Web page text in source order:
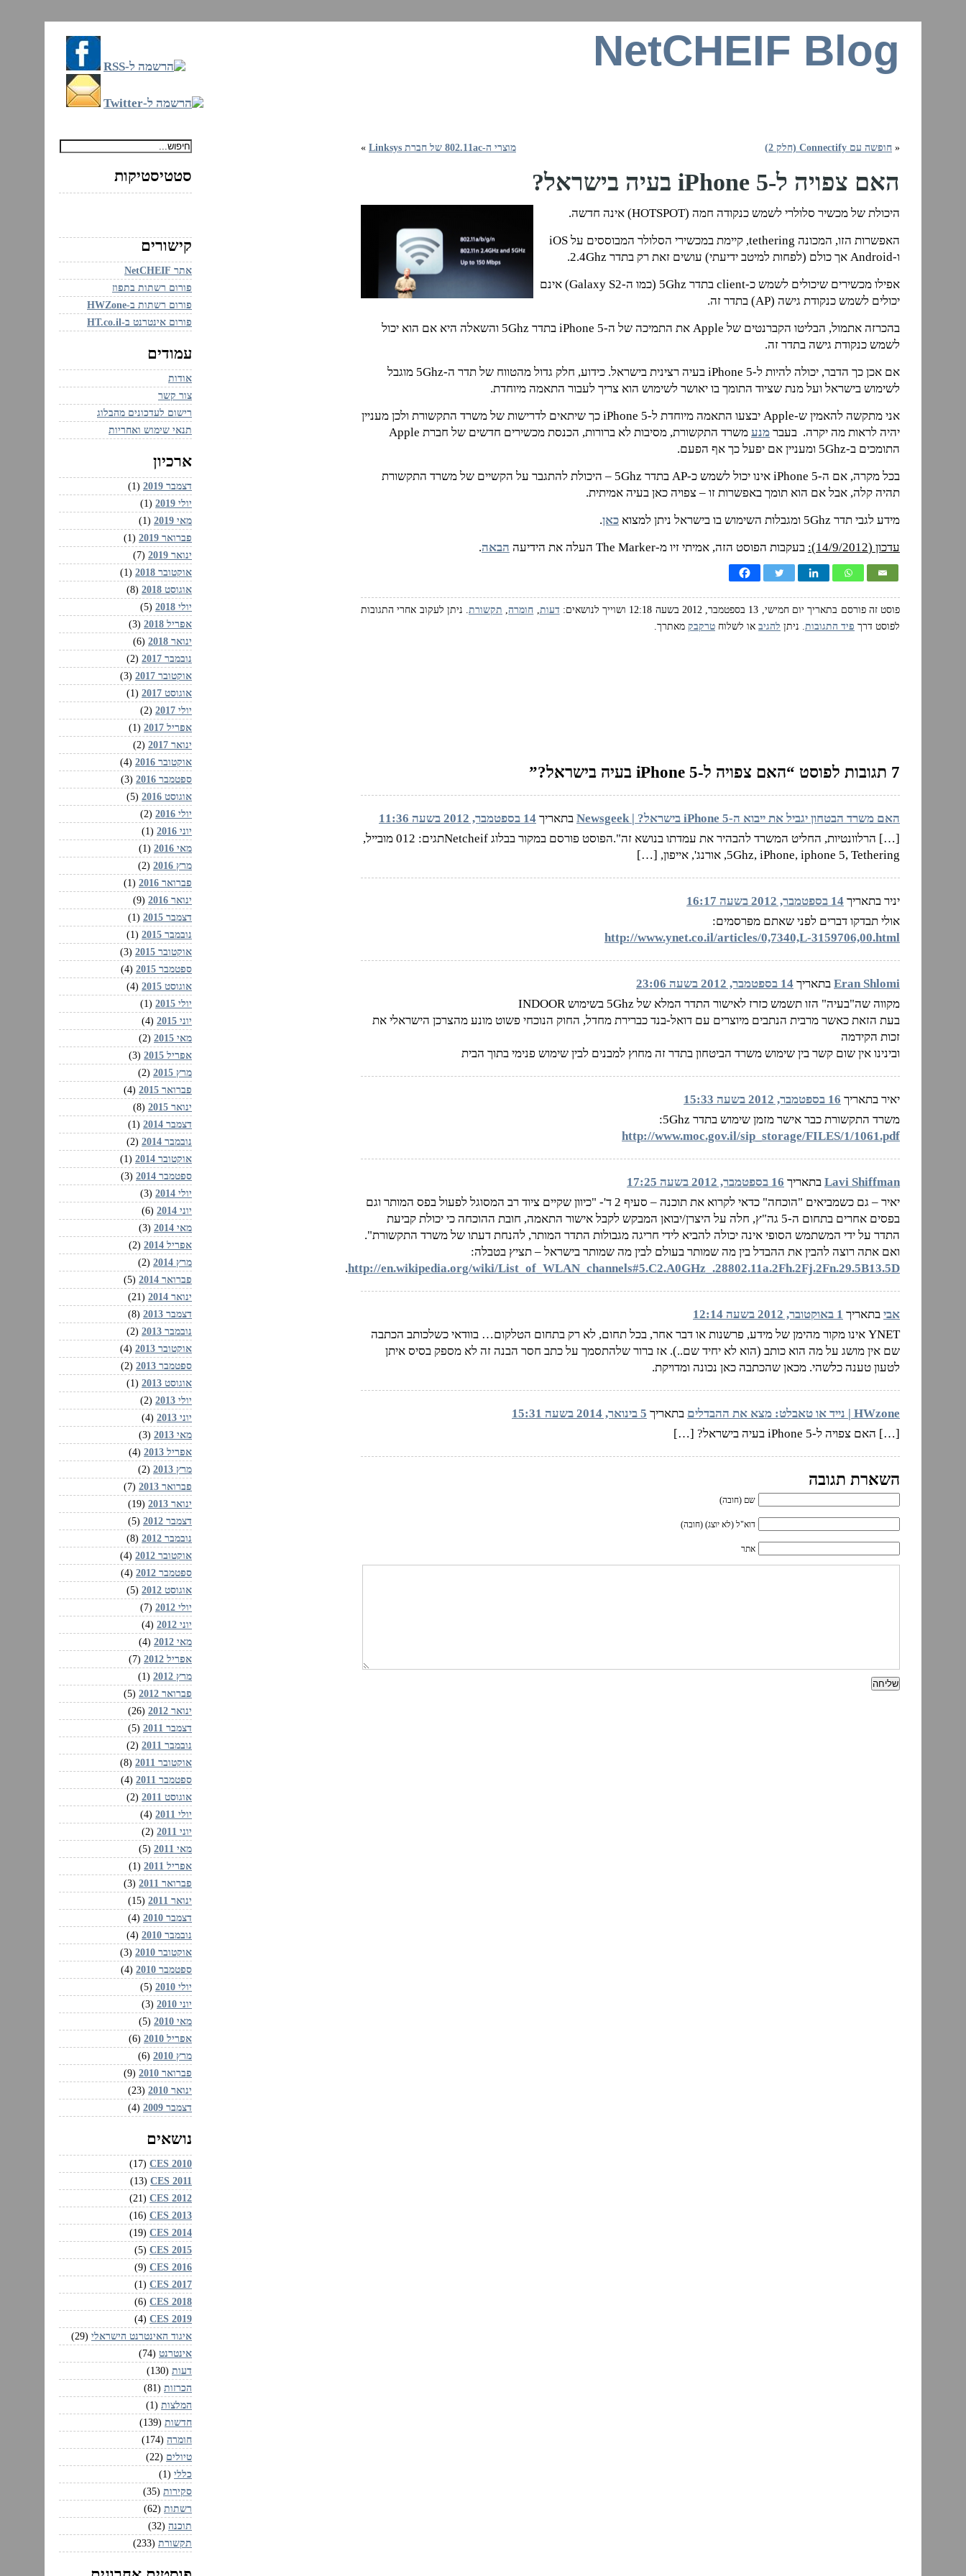
NetCHEIF Blog
« חופשה עם Connectify (חלק 2) מוצרי ה-802.11ac של חברת Linksys »
האם צפויה ל-iPhone 5 בעיה בישראל?
היכולת של מכשיר סלולרי לשמש כנקודה חמה (HOTSPOT) אינה חדשה.
האפשרות הזו, המכונה tethering, קיימת במכשירי הסלולר המבוססים על iOS
ו-Android אך כולם (לפחות למיטב ידיעתי) עושים זאת רק בתדר 2.4Ghz.
אפילו מכשירים שיכולים לשמש כ-client בתדר 5Ghz (כמו ה-Galaxy S2) אינם
יכולים לשמש כנקודת גישה (AP) בתדר זה.
בהכרזה אתמול, הבליטו הקברנטים של Apple את התמיכה של ה-iPhone 5 בתדר 5Ghz והשאלה היא אם הוא יכול
לשמש כנקודת גישה בתדר זה.
אם אכן כך הדבר, יכולה להיות ל-iPhone 5 בעיה רצינית בישראל. כידוע, חלק גדול מהטווח של תדר ה-5Ghz מוגבל
לשימוש בישראל ועל מנת שציוד התומך בו יאושר לשימוש הוא צריך לעבור התאמה מיוחדת.
אני מתקשה להאמין ש-Apple יבצעו התאמה מיוחדת ל-iPhone 5 כך שיתאים לדרישות של משרד התקשורת ולכן מעניין
יהיה לראות מה יקרה. בעבר מנע
משרד התקשורת, מסיבות לא ברורות, הכנסת מכשירים חדשים של חברת Apple
התומכים ב-5Ghz ומעניין אם יפעל כך אף הפעם.
בכל מקרה, אם ה-iPhone 5 אינו יכול לשמש כ-AP בתדר 5Ghz – היכולת להתגבר על הקשיים של משרד התקשורת
תהיה קלה, אבל אם הוא תומך באפשרות זו – צפויה כאן בעיה אמיתית.
מידע לגבי תדר 5Ghz ומגבלות השימוש בו בישראל ניתן למצוא
כאן.
עדכון (14/9/2012):
בעקבות הפוסט הזה, אמיתי זיו מ-The Marker העלה את הידיעה הבאה.
פוסט זה פורסם בתאריך יום חמישי, 13 בספטמבר, 2012 בשעה 12:18 ושוייך לנושאים: דעות חומרה, תקשורת. ניתן לעקוב אחרי התגובות
לפוסט דרך פיד התגובות . ניתן להגיב או לשלוח טרקבק מאתרך.
7 תגובות לפוסט “האם צפויה ל-iPhone 5 בעיה בישראל?”
האם משרד הבטחון יגביל את ייבוא ה-iPhone 5 בישראל? | Newsgeek בתאריך 14 בספטמבר, 2012 בשעה 11:36
[…] הרלוונטיות, החליט המשרד להבהיר את עמדתו בנושא זה".הפוסט פורסם במקור בבלוג Netcheifתגים: 012 מובייל,
5Ghz, iPhone, iphone 5, Tethering, אורנג', אייפון, […]
יניר בתאריך 14 בספטמבר, 2012 בשעה 16:17
אולי תבדקו דברים לפני שאתם מפרסמים:
http://www.ynet.co.il/articles/0,7340,L-3159706,00.html
Eran Shlomi בתאריך 14 בספטמבר, 2012 בשעה 23:06
מקווה שה"בעיה" הזו תשמש כזרז לאישור התדר המלא של 5Ghz בשימוש INDOOR
בעת הזאת כאשר מרבית הנתבים מיוצרים עם דואל-בנד כברירת מחדל, החוק הנוכחי פשוט מונע מהצרכן הישראלי את
זכות הקידמה
ובינינו אין שום קשר בין שימוש משרד הביטחון בתדר זה מחוץ למבנים לבין שימוש פנימי בתוך הבית
יאיר בתאריך 16 בספטמבר, 2012 בשעה 15:33
משרד התקשורת כבר אישר מזמן שימוש בתדר 5Ghz:
http://www.moc.gov.il/sip_storage/FILES/1/1061.pdf
Lavi Shiffman בתאריך 16 בספטמבר, 2012 בשעה 17:25
יאיר – גם כשמביאים "הוכחה" כדאי לקרוא את תוכנה – סעיף 2 ד'- "כיוון שקיים ציוד רב המסוגל לפעול בפס המותר וגם
בפסים אחרים בתחום ה-5 גה"ץ, חלה על היצרן/יבואן המבקש לקבל אישור התאמה, חובת ההוכחה כי יכולת קביעת
התדר על ידי המשתמש הסופי אינה יכולה להביא לידי חריגה מגבולות התדר המותר, להנחת דעתו של משרד התקשורת".
ואם אתה רוצה להבין את ההבדל בין מה שמותר בעולם לבין מה שמותר בישראל – תציץ בטבלה:
http://en.wikipedia.org/wiki/List_of_WLAN_channels#5.C2.A0GHz_.28802.11a.2Fh.2Fj.2Fn.29.5B13.5D
.
אבי בתאריך 1 באוקטובר, 2012 בשעה 12:14
YNET אינו מקור מהימן של מידע, פרשנות או דבר אחר, בכל תחום, לא רק בתחום הטלקום… בוודאי כשלכותב הכתבה
שם אין מושג על מה הוא כותב (הוא לא יחיד שם..). אז ברור שלהתסמך על כתב חסר הבנה זה לא מספק בסיס איתן
לטעון טענה כלשהי. מכאן שהכתבה כאן נכונה ומדויקת.
HWzone | נייד או טאבלט: מצא את ההבדלים בתאריך 5 בינואר, 2014 בשעה 15:31
[…] האם צפויה ל-iPhone 5 בעיה בישראל? […]
השארת תגובה
שם (חובה)
דוא"ל (לא יוצג) (חובה)
אתר
סטטיסטיקות
קישורים
אתר NetCHEIF
פורום רשתות בתפוז
פורום רשתות ב-HWZone
פורום אינטרנט ב-HT.co.il
עמודים
אודות
צור קשר
רישום לעדכונים מהבלוג
תנאי שימוש ואחריות
ארכיון
דצמבר 2019
(1)
יולי 2019
(1)
מאי 2019
(1)
פברואר 2019
(1)
ינואר 2019
(7)
אוקטובר 2018
(1)
אוגוסט 2018
(8)
יולי 2018
(5)
אפריל 2018
(3)
ינואר 2018
(6)
נובמבר 2017
(2)
אוקטובר 2017
(3)
אוגוסט 2017
(1)
יולי 2017
(2)
אפריל 2017
(1)
ינואר 2017
(2)
אוקטובר 2016
(4)
ספטמבר 2016
(3)
אוגוסט 2016
(5)
יולי 2016
(2)
יוני 2016
(1)
מאי 2016
(1)
מרץ 2016
(2)
פברואר 2016
(1)
ינואר 2016
(9)
דצמבר 2015
(1)
נובמבר 2015
(1)
אוקטובר 2015
(3)
ספטמבר 2015
(4)
אוגוסט 2015
(4)
יולי 2015
(1)
יוני 2015
(4)
מאי 2015
(2)
אפריל 2015
(3)
מרץ 2015
(2)
פברואר 2015
(4)
ינואר 2015
(8)
דצמבר 2014
(1)
נובמבר 2014
(2)
אוקטובר 2014
(1)
ספטמבר 2014
(3)
יולי 2014
(3)
יוני 2014
(6)
מאי 2014
(3)
אפריל 2014
(2)
מרץ 2014
(2)
פברואר 2014
(5)
ינואר 2014
(21)
דצמבר 2013
(8)
נובמבר 2013
(2)
אוקטובר 2013
(4)
ספטמבר 2013
(2)
אוגוסט 2013
(1)
יולי 2013
(2)
יוני 2013
(4)
מאי 2013
(3)
אפריל 2013
(4)
מרץ 2013
(2)
פברואר 2013
(7)
ינואר 2013
(19)
דצמבר 2012
(5)
נובמבר 2012
(8)
אוקטובר 2012
(4)
ספטמבר 2012
(4)
אוגוסט 2012
(5)
יולי 2012
(7)
יוני 2012
(4)
מאי 2012
(4)
אפריל 2012
(7)
מרץ 2012
(1)
פברואר 2012
(5)
ינואר 2012
(26)
דצמבר 2011
(5)
נובמבר 2011
(2)
אוקטובר 2011
(8)
ספטמבר 2011
(4)
אוגוסט 2011
(2)
יולי 2011
(4)
יוני 2011
(2)
מאי 2011
(5)
אפריל 2011
(1)
פברואר 2011
(3)
ינואר 2011
(15)
דצמבר 2010
(4)
נובמבר 2010
(4)
אוקטובר 2010
(3)
ספטמבר 2010
(4)
יולי 2010
(5)
יוני 2010
(3)
מאי 2010
(5)
אפריל 2010
(6)
מרץ 2010
(6)
פברואר 2010
(9)
ינואר 2010
(23)
דצמבר 2009
(4)
נושאים
CES 2010‏
(17)
CES 2011‏
(13)
CES 2012‏
(21)
CES 2013‏
(16)
CES 2014‏
(19)
CES 2015‏
(5)
CES 2016‏
(9)
CES 2017‏
(1)
CES 2018‏
(6)
CES 2019‏
(4)
איגוד האינטרנט הישראלי (29)
אינטרנט (74)
דעות (130)
הכרזות (81)
המלצות (1)
חדשות (139)
חומרה (174)
טיולים (22)
כללי (1)
סקירות (35)
רשתות (62)
תוכנה (32)
תקשורת (233)